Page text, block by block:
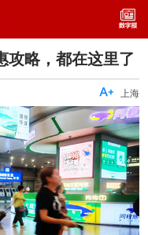
攻略，都在这里了
上海
